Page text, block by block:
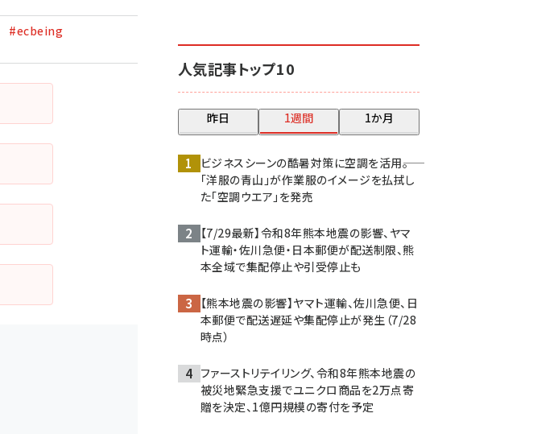
#ecbeing
人気記事トップ10
昨日 1週間 1か月
ビジネスシーンの酷暑対策に空調を活用――。
「洋服の青山」が作業服のイメージを払拭し
た「空調ウエア」を発売
【7/29最新】令和8年熊本地震の影響、ヤマ
ト運輸・佐川急便・日本郵便が配送制限、熊
本全域で集配停止や引受停止も
【熊本地震の影響】ヤマト運輸、佐川急便、日
本郵便で配送遅延や集配停止が発生（7/28
時点）
ファーストリテイリング、令和8年熊本地震の
被災地緊急支援でユニクロ商品を2万点寄
贈を決定、1億円規模の寄付を予定